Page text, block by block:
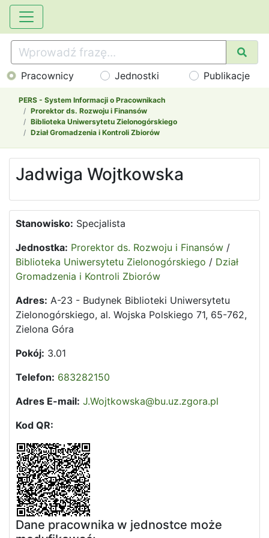
Pracownicy Jednostki Publikacje
PERS - System Informacji o Pracownikach
Prorektor ds. Rozwoju i Finansów
Biblioteka Uniwersytetu Zielonogórskiego
Dział Gromadzenia i Kontroli Zbiorów
Jadwiga Wojtkowska
Stanowisko: Specjalista
Jednostka: Prorektor ds. Rozwoju i Finansów/
Biblioteka Uniwersytetu Zielonogórskiego / Dział
Gromadzenia i Kontroli Zbiorów
Adres: A-23 - Budynek Biblioteki Uniwersytetu
Zielonogórskiego, al. Wojska Polskiego 71, 65-762,
Zielona Góra
Pokój: 3.01
Telefon: 683282150
Adres E-mail: J.Wojtkowska@bu.uz.zgora.pl
Kod QR:
Dane pracownika w jednostce może